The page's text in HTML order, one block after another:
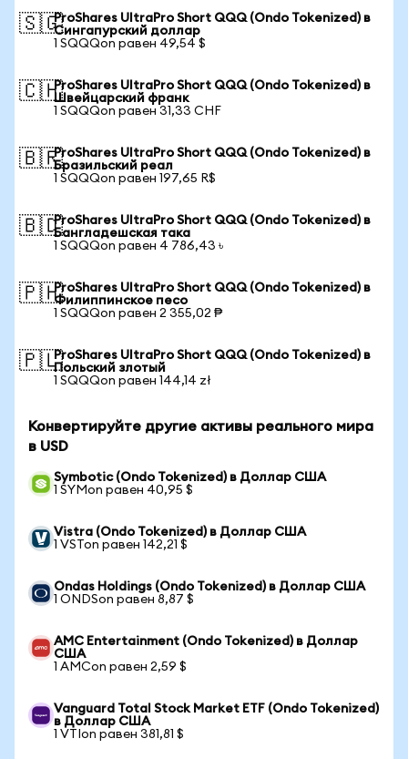
🇸🇬ProShares UltraPro Short QQQ (Ondo Tokenized) в
Сингапурский доллар
1 SQQQon равен 49,54 $
🇨🇭ProShares UltraPro Short QQQ (Ondo Tokenized) в
Швейцарский франк
1 SQQQon равен 31,33 CHF
🇧🇷ProShares UltraPro Short QQQ (Ondo Tokenized) в
Бразильский реал
1 SQQQon равен 197,65 R$
🇧🇩ProShares UltraPro Short QQQ (Ondo Tokenized) в
Бангладешская така
1 SQQQon равен 4 786,43 ৳
🇵🇭ProShares UltraPro Short QQQ (Ondo Tokenized) в
Филиппинское песо
1 SQQQon равен 2 355,02 ₱
🇵🇱ProShares UltraPro Short QQQ (Ondo Tokenized) в
Польский злотый
1 SQQQon равен 144,14 zł
Конвертируйте другие активы реального мира
в USD
Symbotic (Ondo Tokenized) в Доллар США
1 SYMon равен 40,95 $
Vistra (Ondo Tokenized) в Доллар США
1 VSTon равен 142,21 $
Ondas Holdings (Ondo Tokenized) в Доллар США
1 ONDSon равен 8,87 $
AMC Entertainment (Ondo Tokenized) в Доллар
США
1 AMCon равен 2,59 $
Vanguard Total Stock Market ETF (Ondo Tokenized)
в Доллар США
1 VTIon равен 381,81 $